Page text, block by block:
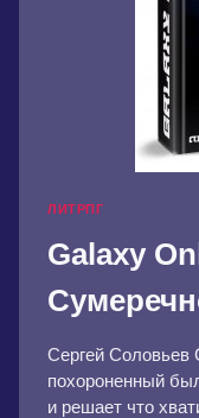
ЛИТРПГ
Galaxy
Сергей Соловьев
похороненный
и решает что